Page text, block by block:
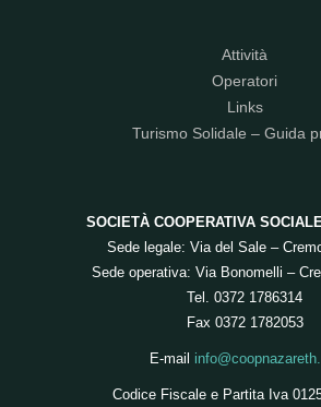
Attività
Operatori
Links
Turismo Solidale – Guida
SOCIETÀ COOPERATIVA
Sede legale: Via del Sale –
Sede operativa: Via Bonomelli –
Tel. 0372 1786314
Fax 0372 1782053
E-mail
Codice Fiscale e Partita Iva